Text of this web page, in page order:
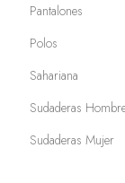
Pantalones
Polos
Sahariana
Sudaderas
Sudaderas Mujer